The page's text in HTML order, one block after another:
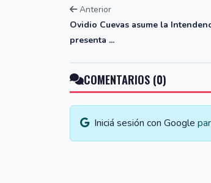
Anterior
Ovidio Cuevas asume la
presenta ...
COMENTARIOS (0)
Iniciá sesión con Google